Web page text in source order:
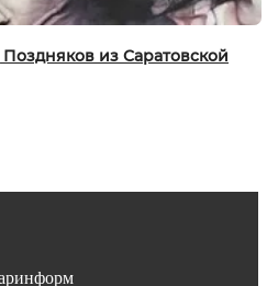
из Саратовской